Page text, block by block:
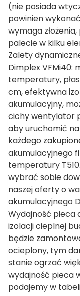
(nie posiada
powinien
wymaga
palecie w kilku
Zalety
Dimplex VFMi40:
temperatury,
cm, efektywna
akumulacyjny,
cichy wentylator
aby uruchomić
każdego
akumulacyjnego
temperatury
wybrać sobie
naszej oferty o
akumulacyjnego
Wydajność pieca
izolacji cieplnej
będzie
ocieplony, tym
stanie ogrzać
wydajność pieca
podajemy w